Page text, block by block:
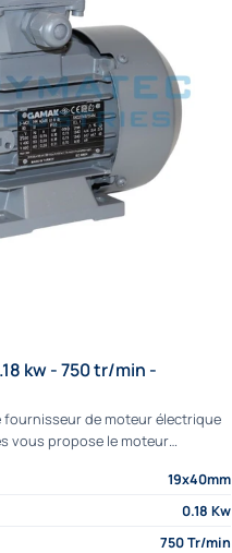
kw - 750 tr/min -
de moteur électrique
vous propose le moteur
19x40mm
0.18 Kw
750 Tr/min